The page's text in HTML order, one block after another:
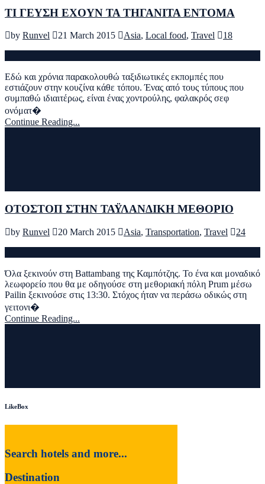
ΤΙ ΓΕΥΣΗ ΕΧΟΥΝ ΤΑ ΤΗΓΑΝΙΤΑ ΕΝΤΟΜΑ
by Runvel 21 March 2015 Asia, Local food, Travel 18
Εδώ και χρόνια παρακολουθώ ταξιδιωτικές εκπομπές που
εστιάζουν στην κουζίνα κάθε τόπου. Ένας από τους τύπους που
συμπαθώ ιδιαιτέρως, είναι ένας χοντρούλης, φαλακρός σεφ
ονόματ�
Continue Reading...
ΟΤΟΣΤΟΠ ΣΤΗΝ ΤΑΫΛΑΝΔΙΚΗ ΜΕΘΟΡΙΟ
by Runvel 20 March 2015 Asia, Transportation, Travel 24
Όλα ξεκινούν στη Battambang της Καμπότζης. Το ένα και μοναδικό
λεωφορείο που θα με οδηγούσε στη μεθοριακή πόλη Prum μέσω
Pailin ξεκινούσε στις 13:30. Στόχος ήταν να περάσω οδικώς στη
γειτονι�
Continue Reading...
LikeBox
Search hotels and more...
Destination